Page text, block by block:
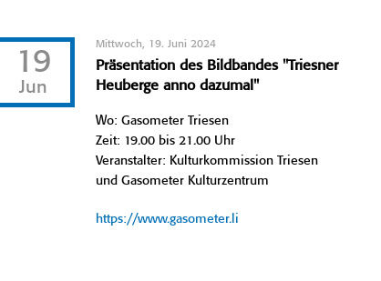
19
Jun
Mittwoch, 19. Juni 2024
Präsentation des Bildbandes "Triesner
Heuberge anno dazumal"
Wo: Gasometer Triesen
Zeit: 19.00 bis 21.00 Uhr
Veranstalter: Kulturkommission Triesen
und Gasometer Kulturzentrum
https://www.gasometer.li